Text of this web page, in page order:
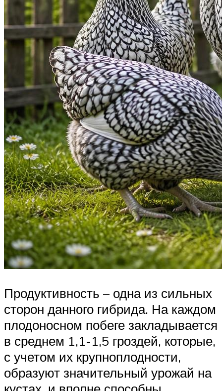
Продуктивность – одна из сильных
сторон данного гибрида. На каждом
плодоносном побеге закладывается
в среднем 1,1-1,5 гроздей, которые,
с учетом их крупноплодности,
образуют значительный урожай на